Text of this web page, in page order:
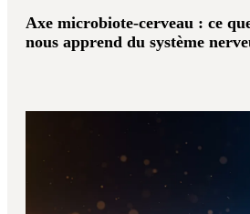
Axe microbiote-cerveau : ce
nous apprend du système